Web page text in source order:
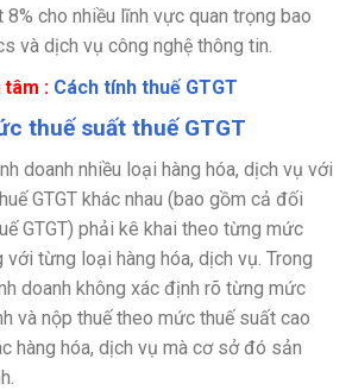
cho nhiều lĩnh vực quan trọng bao
và dịch vụ công nghệ thông tin.
tâm : Cách tính thuế GTGT
thuế suất thuế GTGT
doanh nhiều loại hàng hóa, dịch vụ với
GTGT khác nhau (bao gồm cả đối
GTGT) phải kê khai theo từng mức
từng loại hàng hóa, dịch vụ. Trong
doanh không xác định rõ từng mức
và nộp thuế theo mức thuế suất cao
hàng hóa, dịch vụ mà cơ sở đó sản